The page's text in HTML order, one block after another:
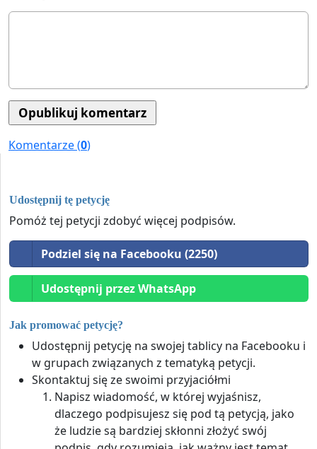
Komentarze (0)
Udostępnij tę petycję
Pomóż tej petycji zdobyć więcej podpisów.
Podziel się na Facebooku (2250)
Udostępnij przez WhatsApp
Jak promować petycję?
Udostępnij petycję na swojej tablicy na Facebooku i
w grupach związanych z tematyką petycji.
Skontaktuj się ze swoimi przyjaciółmi
Napisz wiadomość, w której wyjaśnisz,
dlaczego podpisujesz się pod tą petycją, jako
że ludzie są bardziej skłonni złożyć swój